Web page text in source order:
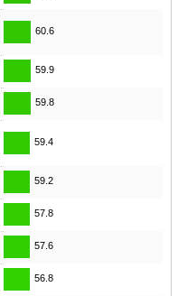
60.6
59.9
59.8
59.4
59.2
57.8
57.6
56.8